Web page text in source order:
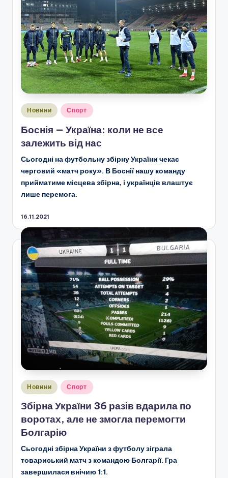
Опубліковано
Новини Спорт
Боснія — Україна: коли не все
залежить від нас
Сьогодні на футбольну збірну України чекає
черговий «матч року». В Боснії нашу команду
прийматиме місцева збірна, і українців влаштує
лише перемога.
16.11.2021
Опубліковано
Новини Спорт
Збірна України 36 разів вдарила по
воротах, але не змогла перемогти
Болгарію
Сьогодні збірна України з футболу зіграла
товариський матч з командою Болгарії. Гра
завершилася внічию 1:1.